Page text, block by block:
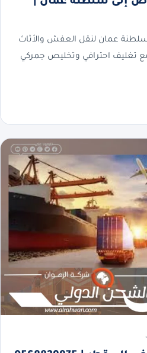
عمان لنقل العفش والأثاث
تغليف احترافي وتخليص جمركي